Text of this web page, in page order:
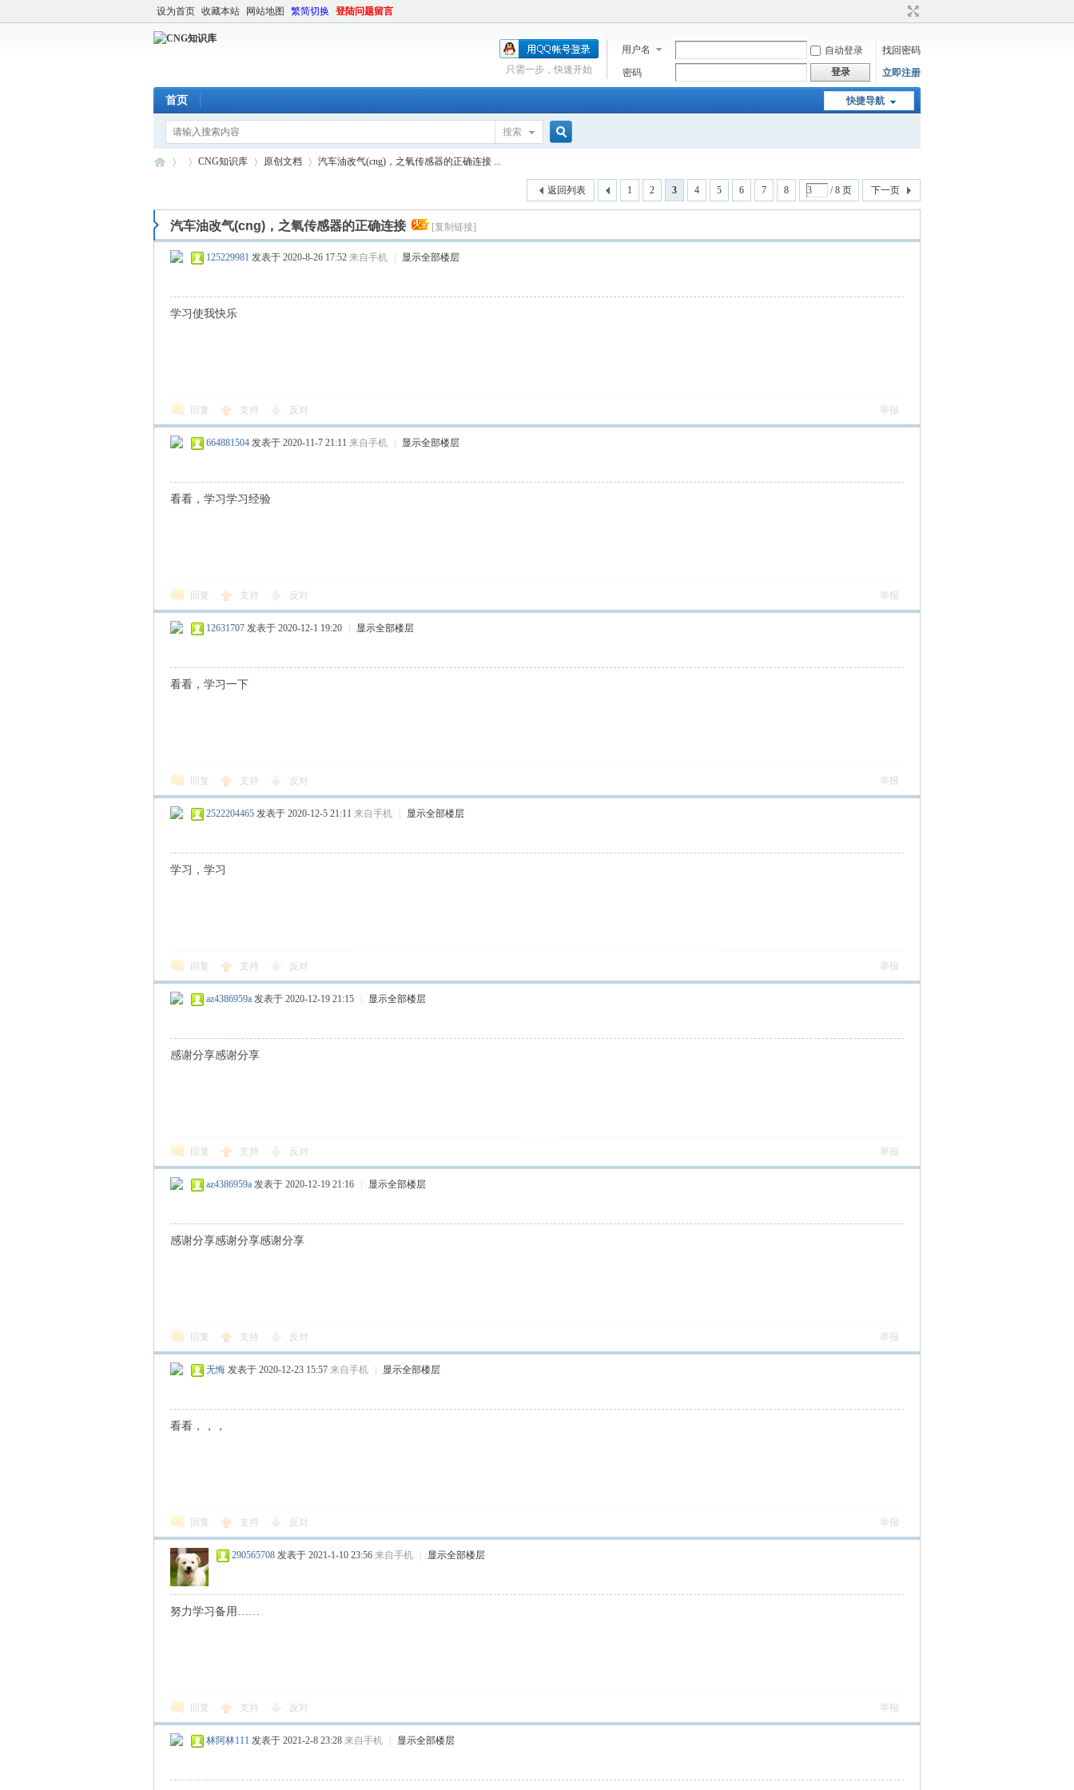
设为首页 收藏本站 网站地图 繁简切换 登陆问题留言
用户名 自动登录
找回密码
密码
登录 立即注册
只需一步，快速开始
快捷导航
首页
搜索
C » ›
CNG知识库
›
原创文档
›
汽车油改气(cng)，之氧传感器的正确连接 ...
1 2 3 4 5 6 7 8 / 8 页 下一页
返回列表
汽车油改气(cng)，之氧传感器的正确连接 [复制链接]
125229981 发表于 2020-8-26 17:52 来自手机 显示全部楼层
学习使我快乐
回复 支持 反对 举报
664881504 发表于 2020-11-7 21:11 来自手机 显示全部楼层
看看，学习学习经验
回复 支持 反对 举报
12631707 发表于 2020-12-1 19:20 显示全部楼层
看看，学习一下
回复 支持 反对 举报
2522204465 发表于 2020-12-5 21:11 来自手机 显示全部楼层
学习，学习
回复 支持 反对 举报
az4386959a 发表于 2020-12-19 21:15 显示全部楼层
感谢分享感谢分享
回复 支持 反对 举报
az4386959a 发表于 2020-12-19 21:16 显示全部楼层
感谢分享感谢分享感谢分享
回复 支持 反对 举报
无悔 发表于 2020-12-23 15:57 来自手机 显示全部楼层
看看，，，
回复 支持 反对 举报
290565708 发表于 2021-1-10 23:56 来自手机 显示全部楼层
努力学习备用……
回复 支持 反对 举报
林阿林111 发表于 2021-2-8 23:28 来自手机 显示全部楼层